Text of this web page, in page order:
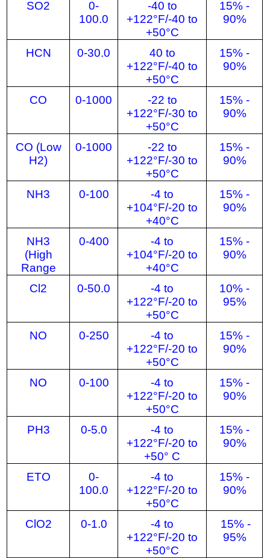
SO2
0-
100.0
-40 to
+122°F/-40 to
+50°C
15% -
90%
HCN 0-30.0
40 to
+122°F/-40 to
+50°C
15% -
90%
CO 0-1000
-22 to
+122°F/-30 to
+50°C
15% -
90%
CO (Low
H2)
0-1000
-22 to
+122°F/-30 to
+50°C
15% -
90%
NH3 0-100
-4 to
+104°F/-20 to
+40°C
15% -
90%
NH3
(High
Range
0-400
-4 to
+104°F/-20 to
+40°C
15% -
90%
Cl2 0-50.0
-4 to
+122°F/-20 to
+50°C
10% -
95%
NO 0-250
-4 to
+122°F/-20 to
+50°C
15% -
90%
NO 0-100
-4 to
+122°F/-20 to
+50°C
15% -
90%
PH3 0-5.0
-4 to
+122°F/-20 to
+50° C
15% -
90%
ETO
0-
100.0
-4 to
+122°F/-20 to
+50°C
15% -
90%
ClO2 0-1.0
-4 to
+122°F/-20 to
+50°C
15% -
95%